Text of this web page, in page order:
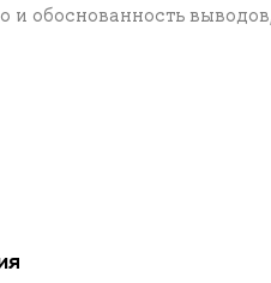
и обоснованность